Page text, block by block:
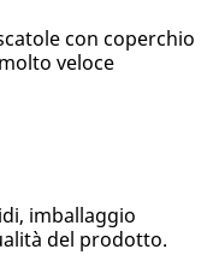
con coperchio
veloce
imballaggio
del prodotto.